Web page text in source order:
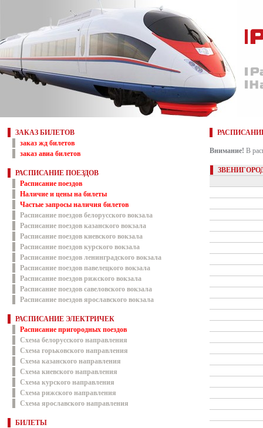
ЗАКАЗ БИЛЕТОВ
заказ жд билетов
заказ авиа билетов
РАСПИСАНИЕ ПОЕЗДОВ
Расписание поездов
Наличие и цены на билеты
Частые запросы наличия билетов
Расписание поездов белорусского вокзала
Расписание поездов казанского вокзала
Расписание поездов киевского вокзала
Расписание поездов курского вокзала
Расписание поездов ленинградского вокзала
Расписание поездов павелецкого вокзала
Расписание поездов рижского вокзала
Расписание поездов савеловского вокзала
Расписание поездов ярославского вокзала
РАСПИСАНИЕ ЭЛЕКТРИЧЕК
Расписание пригородных поездов
Схема белорусского направления
Схема горьковского направления
Схема казанского направления
Схема киевского направления
Схема курского направления
Схема рижского направления
Схема ярославского направления
БИЛЕТЫ
Внимание! В